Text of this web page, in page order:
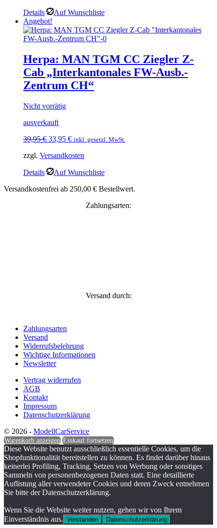
Details
Auf Wunschliste
Angebot!
Herpa: MAN TGM CC Ziegler Z-
Cab „Interkantonales FW-Ausb.-
Zentrum CH“
Nicht vorrätig
ausverkauft
39,95€ Ursprünglicher
war:
33,95 €Aktueller
ist:
inkl. gesetzl. MwSt.
zzgl. Versandkosten
Details
Auf Wunschliste
Versandkostenfrei ab 250,00 € Bestellwert.
Zahlungsarten:
Versand durch:
Zahlungsarten
Versand
Widerrufsbelehrung
Wichtige Informationen
Newsletter
Vertrag widerrufen
AGB
Kontakt
Impressum
Datenschutzerklärung
© 2026 - ModellCarService
Warenkorb anzeigen Einkauf fortsetzen
Diese Website benutzt ausschließlich essentielle Cookies, um die
Shopfunktionalität bereitstellen zu können. Es findet darüber hinaus
keinerlei Profiling, Tracking, Setzen von Werbung oder sonstiges
Sammeln von personenbezogenen Daten statt. Eine detaillierte
Auflistung aller verwendeter Cookies und deren Zweck entnehmen
Sie bitte der Datenschutzerklärung.
Wenn Sie die Website weiter nutzen, gehen wir von Ihrem
Einverständnis aus. Verstanden Datenschutzerklärung